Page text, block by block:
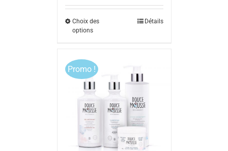
Choix des
options
Détails
Promo !